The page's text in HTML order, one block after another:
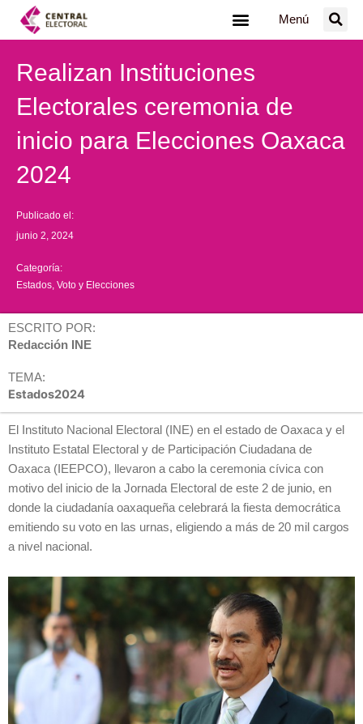
Menú
Realizan Instituciones
Electorales ceremonia de
inicio para Elecciones Oaxaca
2024
Publicado el:
junio 2, 2024
Categoría:
Estados Voto y Elecciones
ESCRITO POR:
Redacción INE
TEMA:
Estados2024
El Instituto Nacional Electoral (INE) en el estado de Oaxaca y el
Instituto Estatal Electoral y de Participación Ciudadana de
Oaxaca (IEEPCO), llevaron a cabo la ceremonia cívica con
motivo del inicio de la Jornada Electoral de este 2 de junio, en
donde la ciudadanía oaxaqueña celebrará la fiesta democrática
emitiendo su voto en las urnas, eligiendo a más de 20 mil cargos
a nivel nacional.